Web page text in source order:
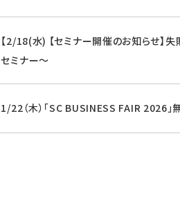
【2/18(水) 【セミナー開催のお知らせ
セミナー～
1/22（木）「SC BUSINESS FAIR 2026